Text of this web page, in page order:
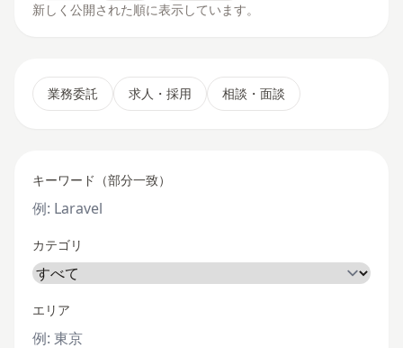
新しく公開された順に表示しています。
業務委託 求人・採用 相談・面談
キーワード（部分一致）
カテゴリ
エリア